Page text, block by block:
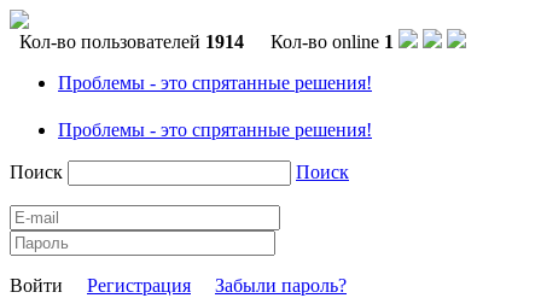
Кол-во пользователей 1914 Кол-во online 1
Проблемы - это спрятанные решения!
Проблемы - это спрятанные решения!
Поиск Поиск
Войти Регистрация
Забыли пароль?